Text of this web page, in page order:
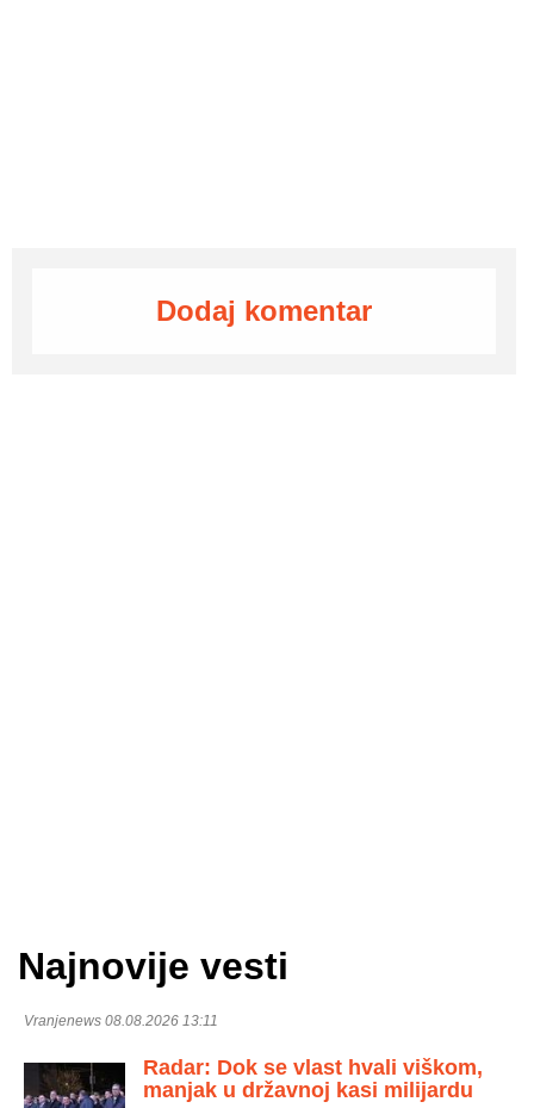
Dodaj komentar
Najnovije vesti
Vranjenews 08.08.2026 13:11
Radar: Dok se vlast hvali viškom,
manjak u državnoj kasi milijardu